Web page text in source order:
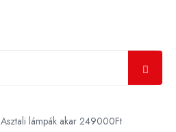
Asztali lámpák akar 249000Ft